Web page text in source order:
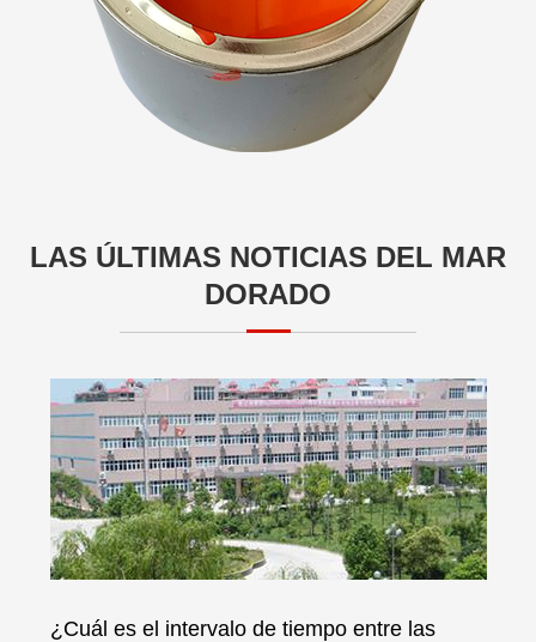
LAS ÚLTIMAS NOTICIAS DEL MAR
DORADO
¿Cuál es el intervalo de tiempo entre las